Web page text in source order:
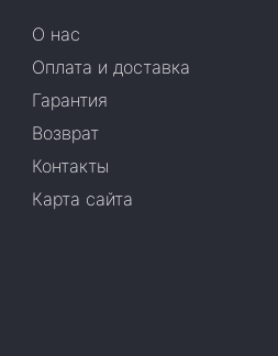
О нас
Оплата и доставка
Гарантия
Возврат
Контакты
Карта сайта